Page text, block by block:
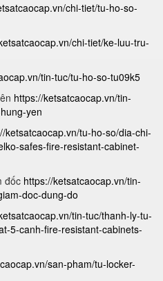
chi-tiet/tu-ho-so-
chi-tiet/ke-luu-tru-
tin-tuc/tu-ho-so-tu09k5
https://ketsatcaocap.vn/tin-
yen
ketsatcaocap.vn/tu-ho-so/dia-chi-
safes-fire-resistant-cabinet-
đốc https://ketsatcaocap.vn/tin-
doc-dung-do
tin-tuc/thanh-ly-tu-
5-canh-fire-resistant-cabinets-
san-pham/tu-locker-